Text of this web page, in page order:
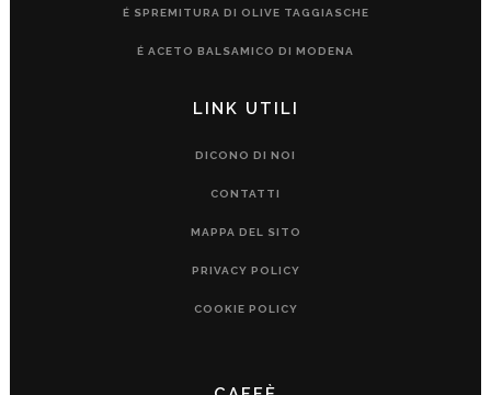
É SPREMITURA DI OLIVE TAGGIASCHE
É ACETO BALSAMICO DI MODENA
LINK UTILI
DICONO DI NOI
CONTATTI
MAPPA DEL SITO
PRIVACY POLICY
COOKIE POLICY